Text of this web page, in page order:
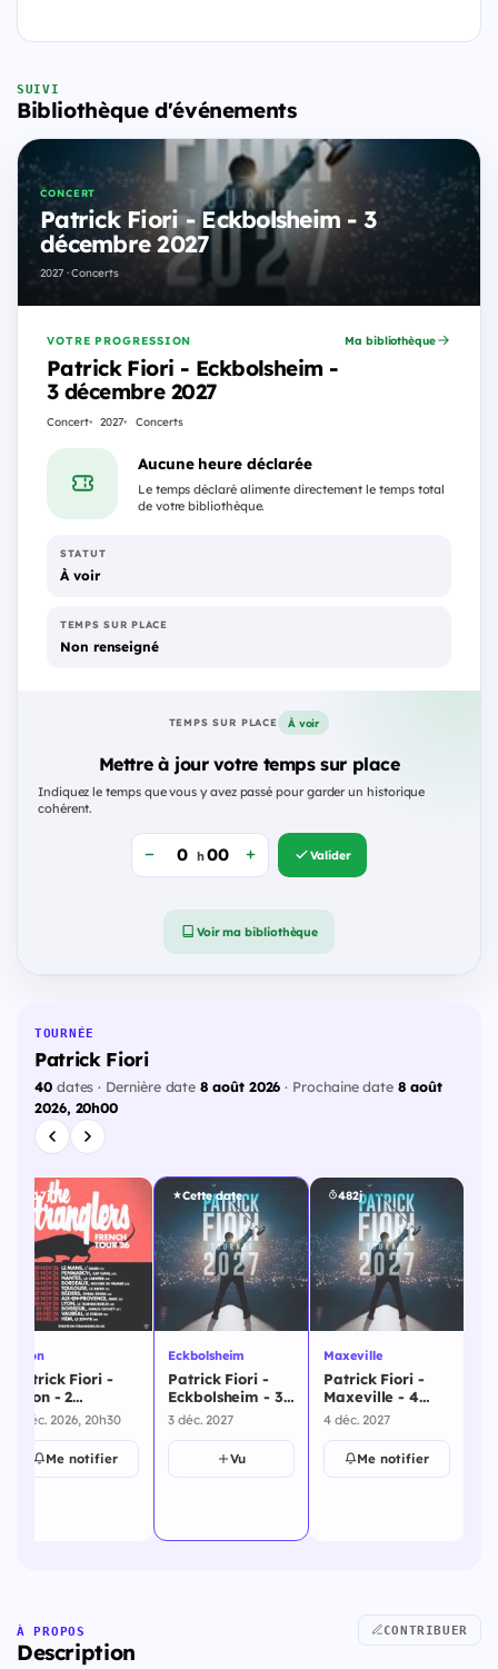
SUIVI
Bibliothèque d'événements
CONCERT
Patrick Fiori - Eckbolsheim - 3
décembre 2027
2027 · Concerts
VOTRE PROGRESSION
Patrick Fiori - Eckbolsheim -
3 décembre 2027
Concert 2027 Concerts
Ma bibliothèque
Aucune heure déclarée
Le temps déclaré alimente directement le temps total
de votre bibliothèque.
STATUT
À voir
TEMPS SUR PLACE
Non renseigné
TEMPS SUR PLACE À voir
Mettre à jour votre temps sur place
Indiquez le temps que vous y avez passé pour garder un historique
cohérent.
h Valider
Voir ma bibliothèque
TOURNÉE
Patrick Fiori
40dates · Dernière date8 août 2026 · Prochaine date8 août
2026, 20h00
117j
Dijon
Patrick Fiori -
Dijon - 2
décembre 2027
3 déc. 2026, 20h30
Me notifier
Cette date
Eckbolsheim
Patrick Fiori -
Eckbolsheim - 3
décembre 2027
3 déc. 2027
Vu
482j
Maxeville
Patrick Fiori -
Maxeville - 4
décembre 2027
4 déc. 2027
Me notifier
À PROPOS
Description
CONTRIBUER